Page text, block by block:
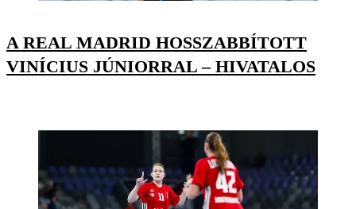
A REAL MADRID HOSSZABBÍTOTT
VINÍCIUS JÚNIORRAL – HIVATALOS